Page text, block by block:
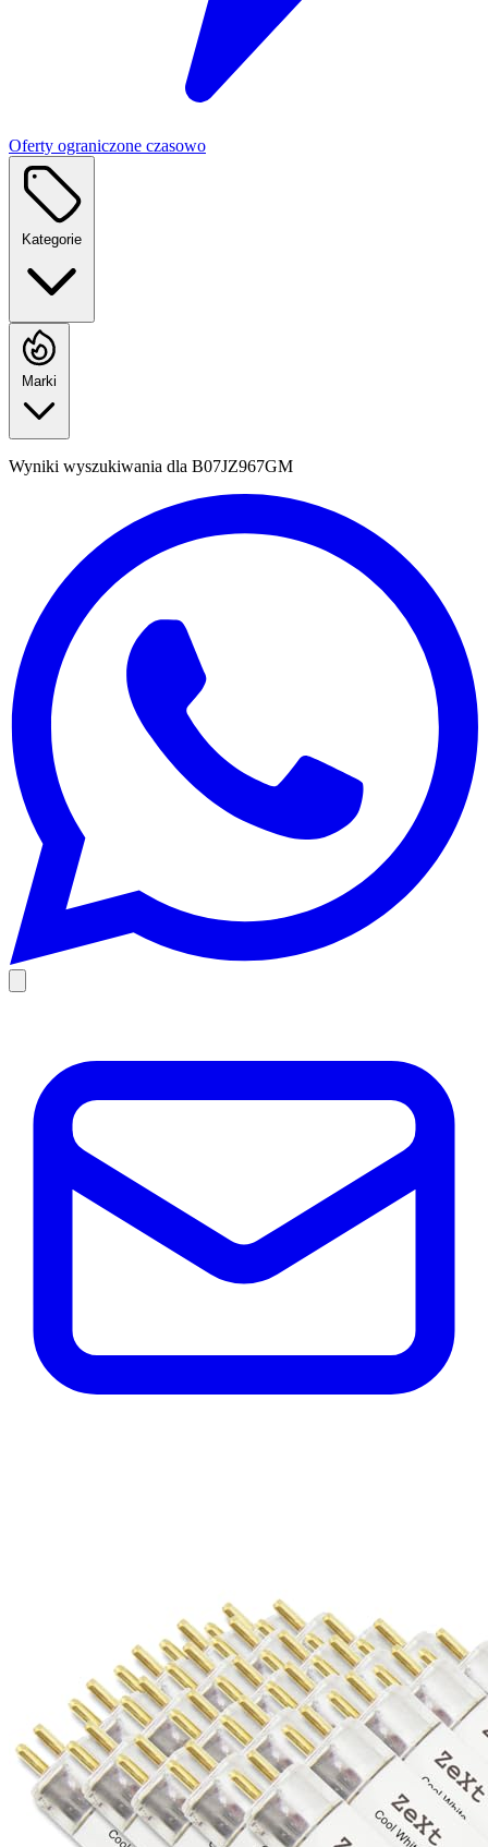
Oferty ograniczone czasowo
Kategorie
Marki
Wyniki wyszukiwania dla B07JZ967GM